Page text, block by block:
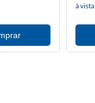
à vista